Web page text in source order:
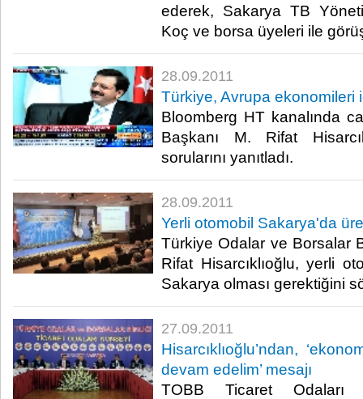
ederek, Sakarya TB
Koç ve borsa üyeleri ile
28.09.2011
Türkiye, Avrupa ekonomileri
Bloomberg HT kanalında
Başkanı M. Rifat
sorularını yanıtladı.​ ​
28.09.2011
Yerli otomobil Sakarya'da
Türkiye Odalar ve Borsalar
Rifat Hisarcıklıoğlu, yerli
Sakarya olması gerektiğini
27.09.2011
Hisarcıklıoğlu’ndan,
devam edelim’ mesajı
TOBB Ticaret Odaları